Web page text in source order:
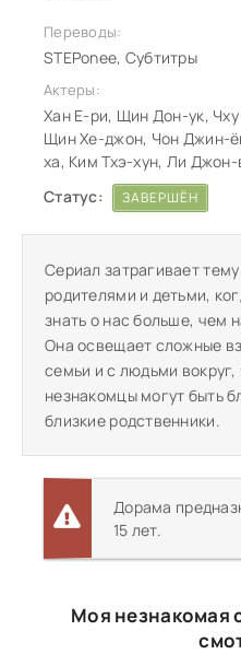
Переводы:
STEPonee, Субтитры
Актеры:
Хан Е-ри, Щин Дон-ук,
Щин Хе-джон, Чон Джин-
ха, Ким Тхэ-хун, Ли
Статус:
ЗАВЕРШЁН
Сериал затрагивает
родителями и детьми,
знать о нас больше, чем
Она освещает сложные
семьи и с людьми
незнакомцы могут быть
близкие родственники.
Дорама
15 лет.
Моя незнакомая